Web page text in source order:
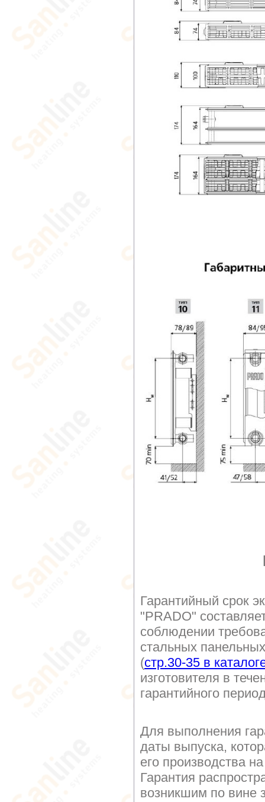
Гарантийный срок
"PRADO"
соблюдении
стальных
(стр.30-35 в
изготовителя в
гарантийного
Для выполнения
даты выпуска,
его производства
Гарантия
возникшим по вине